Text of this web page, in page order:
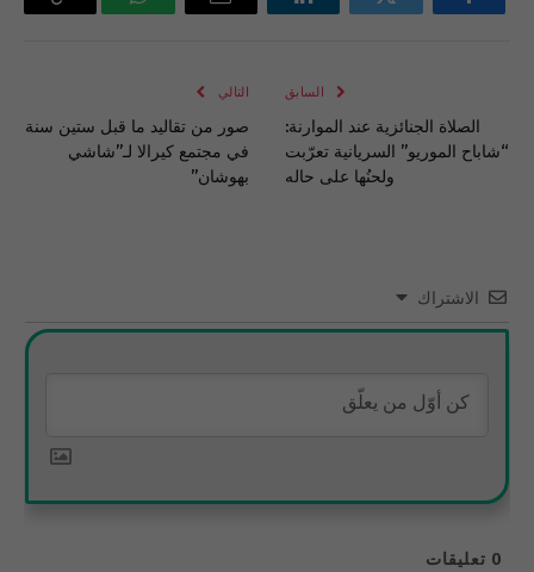
فيسبوك تويتر لينكدإن
البريد
واتساب Copy
السابق
الصلاة الجنائزية عند الموارنة:
“شاباح الموريو” السريانية تعرّبت
ولحنُها على حاله
التالي
صور من تقاليد ما قبل ستين سنة
في مجتمع كيرالا لـ”شاشي
بهوشان”
الاشتراك
0 تعليقات